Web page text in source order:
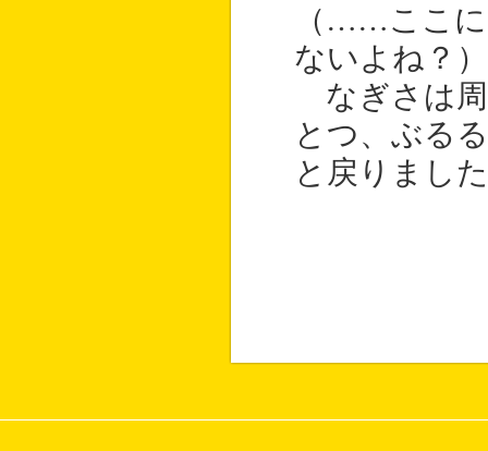
（……ここ
ないよね？）
なぎさは周
とつ、ぶる
と戻りまし